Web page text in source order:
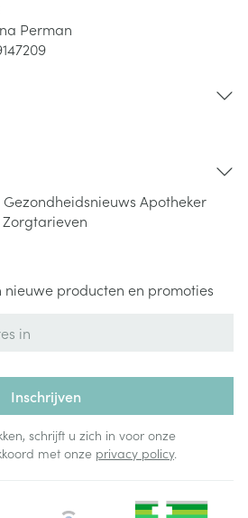
Perman
Gezondheidsnieuws Apotheker
Zorgtarieven
producten en promoties
Inschrijven
schrijft u zich in voor onze
met onze privacy policy.